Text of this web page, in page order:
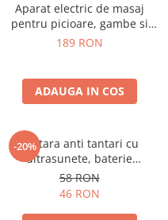
Aparat electric de masaj
pentru picioare, gambe si
brate
189 RON
ADAUGA IN COS
-20%
Bratara anti tantari cu
ultrasunete, baterie
reincarcabila 90mAh
58 RON
46 RON